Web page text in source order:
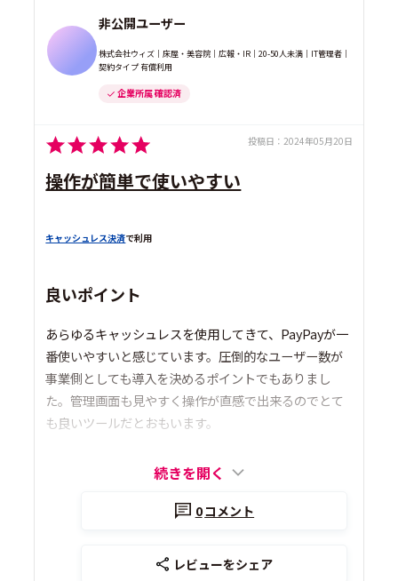
非公開ユーザー
株式会社ウィズ｜床屋・美容院｜広報・IR｜20-50人未満｜IT管理者｜
契約タイプ 有償利用
企業所属 確認済
投稿日： 2024年05月20日
操作が簡単で使いやすい
キャッシュレス決済で利用
良いポイント
あらゆるキャッシュレスを使用してきて、PayPayが一
番使いやすいと感じています。圧倒的なユーザー数が
事業側としても導入を決めるポイントでもありまし
た。管理画面も見やすく操作が直感で出来るのでとて
も良いツールだとおもいます。
続きを開く
0コメント
レビューをシェア